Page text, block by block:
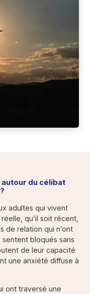
du célibat
adultes qui vivent
qu’il soit récent,
de relation qui n’ont
bloqués sans
de leur capacité
une anxiété diffuse à
ont traversé une